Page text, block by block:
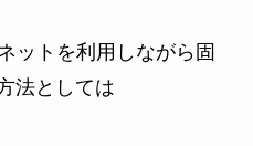
ットを利用しながら固
法としては